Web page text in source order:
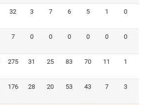
32 3 7 6 5 1 0
7 0 0 0 0 0 0
275 31 25 83 70 11 1
176 28 20 53 43 7 3